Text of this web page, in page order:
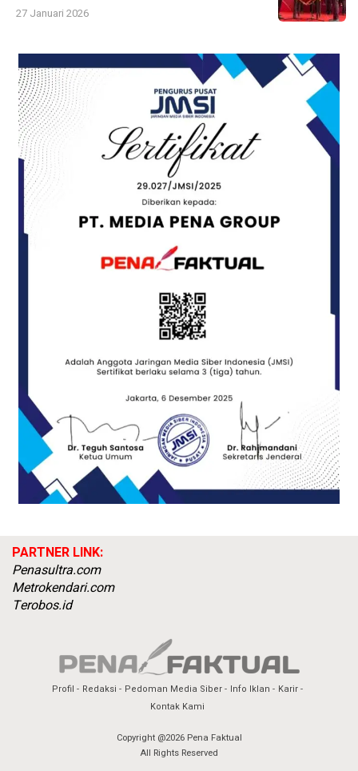
27 Januari 2026
PARTNER LINK:
Penasultra.com
Metrokendari.com
Terobos.id
Profil Redaksi Pedoman Media Siber Info Iklan
Karir
Kontak Kami
Copyright @2026 Pena Faktual
All Rights Reserved